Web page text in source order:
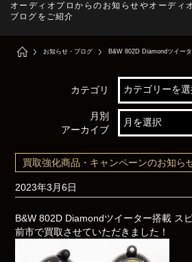
オーディオプロからのお知らせやオーディ
ブログをご紹介
お知らせ・ブログ B&W 802D Diamondツイー
カテゴリ
月別
アーカイブ
買取強化商品・キャンペーンのお知ら
2023年3月6日
B&W 802D Diamondツイーター搭載 ス
前市で買取させていただきました！